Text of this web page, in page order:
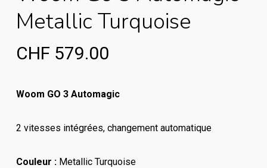
Metallic Turquoise
CHF 579.00
Woom GO 3 Automagic
2 vitesses intégrées, changement automatique
Couleur :Metallic Turquoise